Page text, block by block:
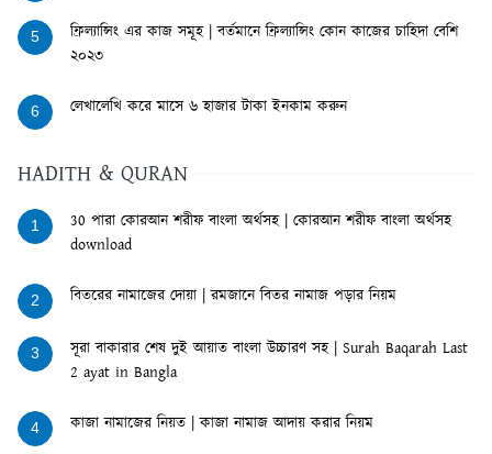
5
ফ্রিল্যান্সিং এর কাজ সমূহ | বর্তমানে ফ্রিল্যান্সিং কোন কাজের চাহিদা বেশি
২০২৩
6 লেখালেখি করে মাসে ৬ হাজার টাকা ইনকাম করুন
HADITH & QURAN
1
30 পারা কোরআন শরীফ বাংলা অর্থসহ | কোরআন শরীফ বাংলা অর্থসহ
download
2 বিতরের নামাজের দোয়া | রমজানে বিতর নামাজ পড়ার নিয়ম
3
সূরা বাকারার শেষ দুই আয়াত বাংলা উচ্চারণ সহ | Surah Baqarah Last
2 ayat in Bangla
4 কাজা নামাজের নিয়ত | কাজা নামাজ আদায় করার নিয়ম